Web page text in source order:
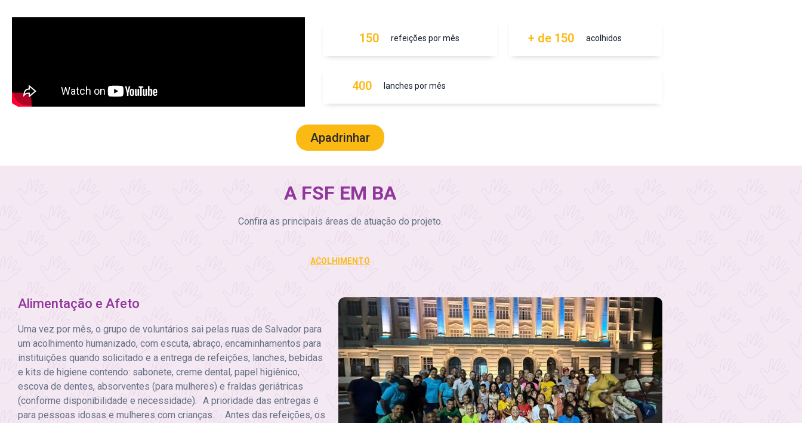
150 refeições por mês + de 150 acolhidos
400 lanches por mês
Apadrinhar
A FSF EM BA
Confira as principais áreas de atuação do projeto.
ACOLHIMENTO
Alimentação e Afeto
Uma vez por mês, o grupo de voluntários sai pelas ruas de Salvador para
um acolhimento humanizado, com escuta, abraço, encaminhamentos para
instituições quando solicitado e a entrega de refeições, lanches, bebidas
e kits de higiene contendo: sabonete, creme dental, papel higiênico,
escova de dentes, absorventes (para mulheres) e fraldas geriátricas
(conforme disponibilidade e necessidade). A prioridade das entregas é
para pessoas idosas e mulheres com crianças. Antes das refeições, os